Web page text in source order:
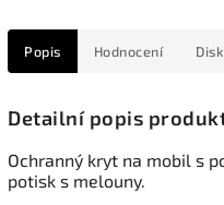
Popis Hodnocení
Detailní popis
Ochranný kryt na mobil s
potisk s melouny.